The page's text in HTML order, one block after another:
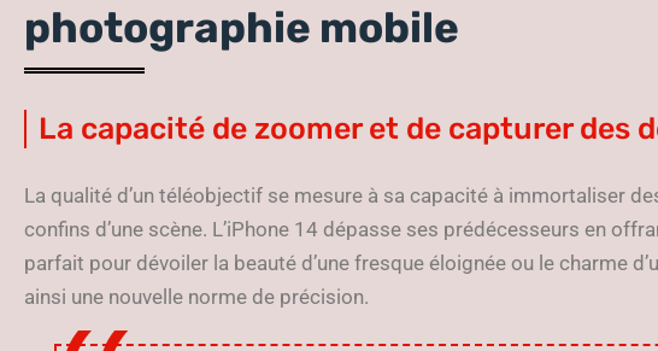
photographie mobile
La capacité de zoomer et de capturer des
La qualité d’un téléobjectif se mesure à sa capacité à immortaliser
confins d’une scène. L’iPhone 14 dépasse ses prédécesseurs en
parfait pour dévoiler la beauté d’une fresque éloignée ou le charme
ainsi une nouvelle norme de précision.